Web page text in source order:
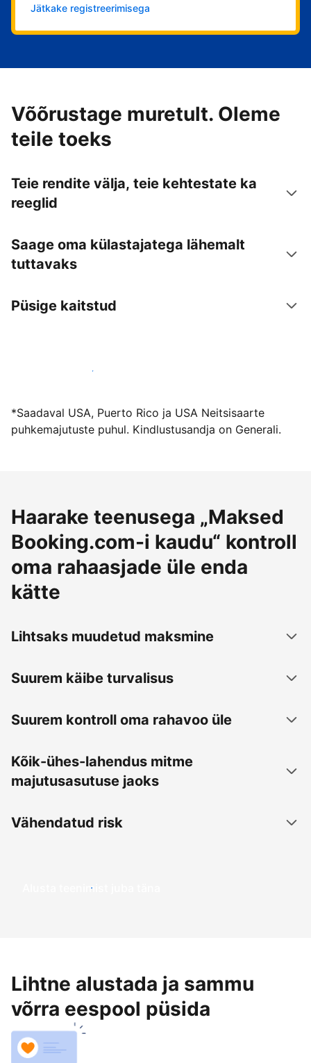
Jätkake registreerimisega
Võõrustage muretult. Oleme
teile toeks
Teie rendite välja, teie kehtestate ka
reeglid
Saage oma külastajatega lähemalt
tuttavaks
Püsige kaitstud
Võõrusta meiega juba täna
*Saadaval USA, Puerto Rico ja USA Neitsisaarte
puhkemajutuste puhul. Kindlustusandja on Generali.
Haarake teenusega „Maksed
Booking.com-i kaudu“ kontroll
oma rahaasjade üle enda
kätte
Lihtsaks muudetud maksmine
Suurem käibe turvalisus
Suurem kontroll oma rahavoo üle
Kõik-ühes-lahendus mitme
majutusasutuse jaoks
Vähendatud risk
Alusta teenimist juba täna
Lihtne alustada ja sammu
võrra eespool püsida